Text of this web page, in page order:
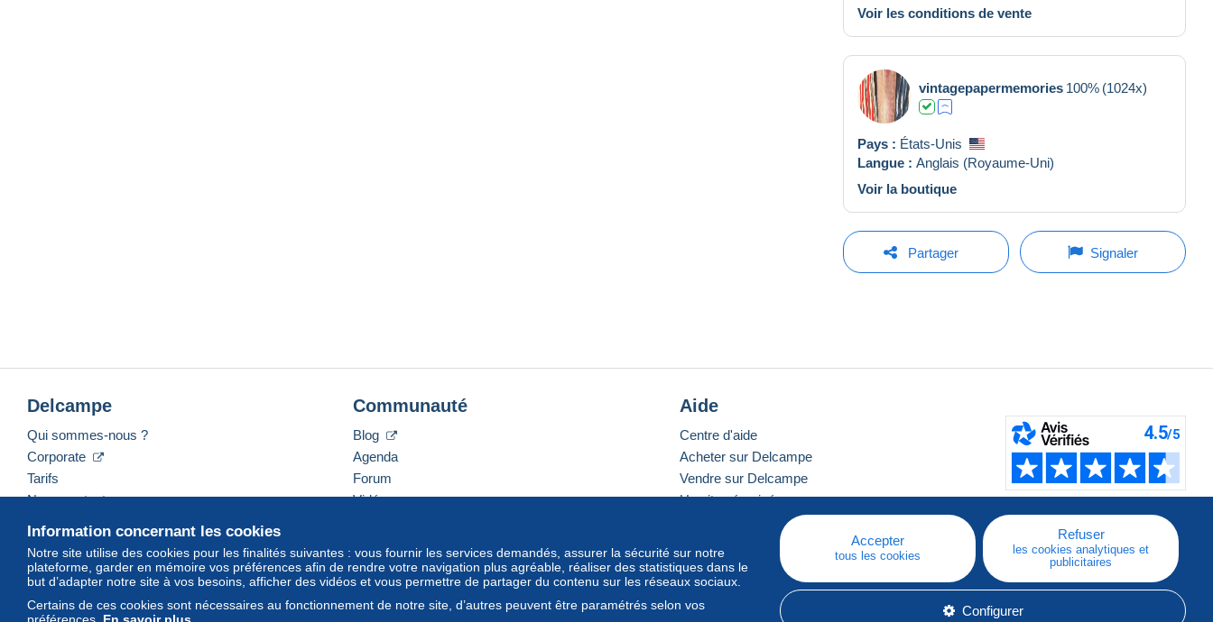
Voir les conditions de vente
vintagepapermemories 100% (1024x)
Pays : États-Unis
Langue : Anglais (Royaume-Uni)
Voir la boutique
Partager Signaler
Information concernant les cookies
Notre site utilise des cookies pour les finalités suivantes : vous fournir les services demandés, assurer la sécurité sur notre
plateforme, garder en mémoire vos préférences afin de rendre votre navigation plus agréable, réaliser des statistiques dans le
but d’adapter notre site à vos besoins, afficher des vidéos et vous permettre de partager du contenu sur les réseaux sociaux.
Certains de ces cookies sont nécessaires au fonctionnement de notre site, d’autres peuvent être paramétrés selon vos
préférences. En savoir plus
Accepter
tous les cookies
Refuser
les cookies analytiques et
publicitaires
Configurer
Delcampe
Qui sommes-nous ?
Corporate
Tarifs
Nous contacter
Communauté
Blog
Agenda
Forum
Vidéos
Aide
Centre d'aide
Acheter sur Delcampe
Vendre sur Delcampe
Un site sécurisé
Français USD America/Indiana/Vevay Mode standard